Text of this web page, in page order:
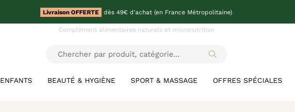
Livraison OFFERTE dès 49€ d'achat (en France Métropolitaine)
Complément alimentaires naturels et micronutrition
ENFANTS BEAUTÉ & HYGIÈNE SPORT & MASSAGE OFFRES SPÉCIALES